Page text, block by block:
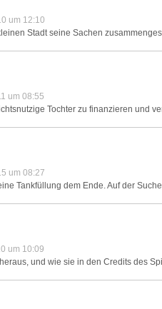
um 12:10
Stadt seine Sachen
um 08:55
Tochter zu finanzieren und
um 08:27
Tankfüllung dem Ende. Auf der
um 10:09
und wie sie in den Credits des